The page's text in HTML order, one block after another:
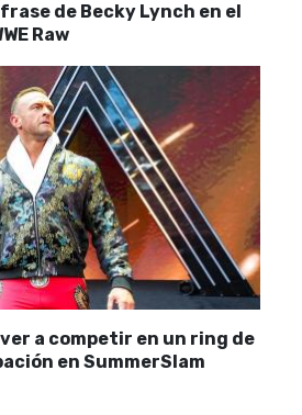
de Becky Lynch en el
Raw
a competir en un ring de
en SummerSlam